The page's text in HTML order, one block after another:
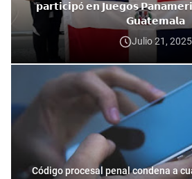
𝗽𝗮𝗿𝘁𝗶𝗰𝗶𝗽ó 𝗲𝗻 𝗝𝘂𝗲𝗴𝗼𝘀
𝗚𝘂𝗮𝘁𝗲𝗺𝗮𝗹𝗮
Julio 21, 2025
Código procesal penal condena a